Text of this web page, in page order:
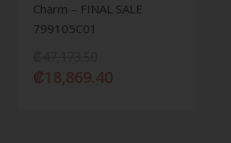
Charm – FINAL SALE
799105C01
₡18,869.40